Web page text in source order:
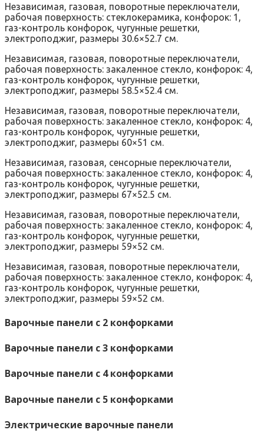
Независимая, газовая, поворотные переключатели,
рабочая поверхность: стеклокерамика, конфорок: 1,
газ-контроль конфорок, чугунные решетки,
электроподжиг, размеры 30.6×52.7 см.
Независимая, газовая, поворотные переключатели,
рабочая поверхность: закаленное стекло, конфорок: 4,
газ-контроль конфорок, чугунные решетки,
электроподжиг, размеры 58.5×52.4 см.
Независимая, газовая, поворотные переключатели,
рабочая поверхность: закаленное стекло, конфорок: 4,
газ-контроль конфорок, чугунные решетки,
электроподжиг, размеры 60×51 см.
Независимая, газовая, сенсорные переключатели,
рабочая поверхность: закаленное стекло, конфорок: 4,
газ-контроль конфорок, чугунные решетки,
электроподжиг, размеры 67×52.5 см.
Независимая, газовая, поворотные переключатели,
рабочая поверхность: закаленное стекло, конфорок: 4,
газ-контроль конфорок, чугунные решетки,
электроподжиг, размеры 59×52 см.
Независимая, газовая, поворотные переключатели,
рабочая поверхность: закаленное стекло, конфорок: 4,
газ-контроль конфорок, чугунные решетки,
электроподжиг, размеры 59×52 см.
Варочные панели с 2 конфорками
Варочные панели с 3 конфорками
Варочные панели с 4 конфорками
Варочные панели с 5 конфорками
Электрические варочные панели